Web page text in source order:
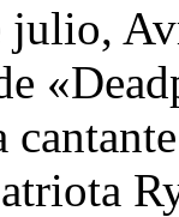
julio,